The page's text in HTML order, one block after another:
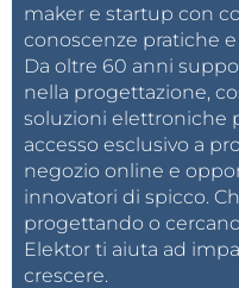
maker e startup con
conoscenze pratiche
Da oltre 60 anni
nella progettazione,
soluzioni elettroniche
accesso esclusivo a
negozio online e
innovatori di spicco.
progettando o
Elektor ti aiuta ad
crescere.